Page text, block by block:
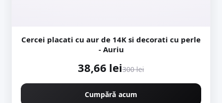
Cercei placati cu aur de 14K si decorati cu perle
- Auriu
38,66 lei300 lei
Cumpără acum